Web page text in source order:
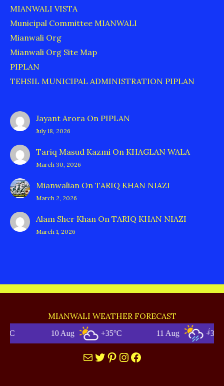
MIANWALI VISTA
Municipal Committee MIANWALI
Mianwali Org
Mianwali Org Site Map
PIPLAN
TEHSIL MUNICIPAL ADMINISTRATION PIPLAN
Jayant Arora On PIPLAN
July 18, 2026
Tariq Masud Kazmi On KHAGLAN WALA
March 30, 2026
Mianwalian On TARIQ KHAN NIAZI
March 2, 2026
Alam Sher Khan On TARIQ KHAN NIAZI
March 1, 2026
MIANWALI WEATHER FORECAST
10 Aug +35°C 11 Aug +35°C
MailTwitter
Pinterest
Instagram
Facebook